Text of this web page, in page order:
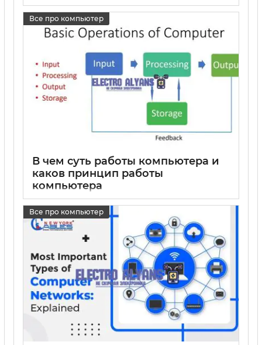
Все про компьютер
В чем суть работы компьютера и
каков принцип работы
компьютера
Все про компьютер